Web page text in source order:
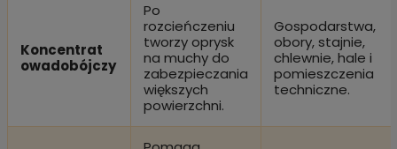
Koncentrat
owadobójczy
Po
rozcieńczeniu
tworzy oprysk
na muchy do
zabezpieczania
większych
powierzchni.
Gospodarstwa,
obory, stajnie,
chlewnie, hale i
pomieszczenia
techniczne.